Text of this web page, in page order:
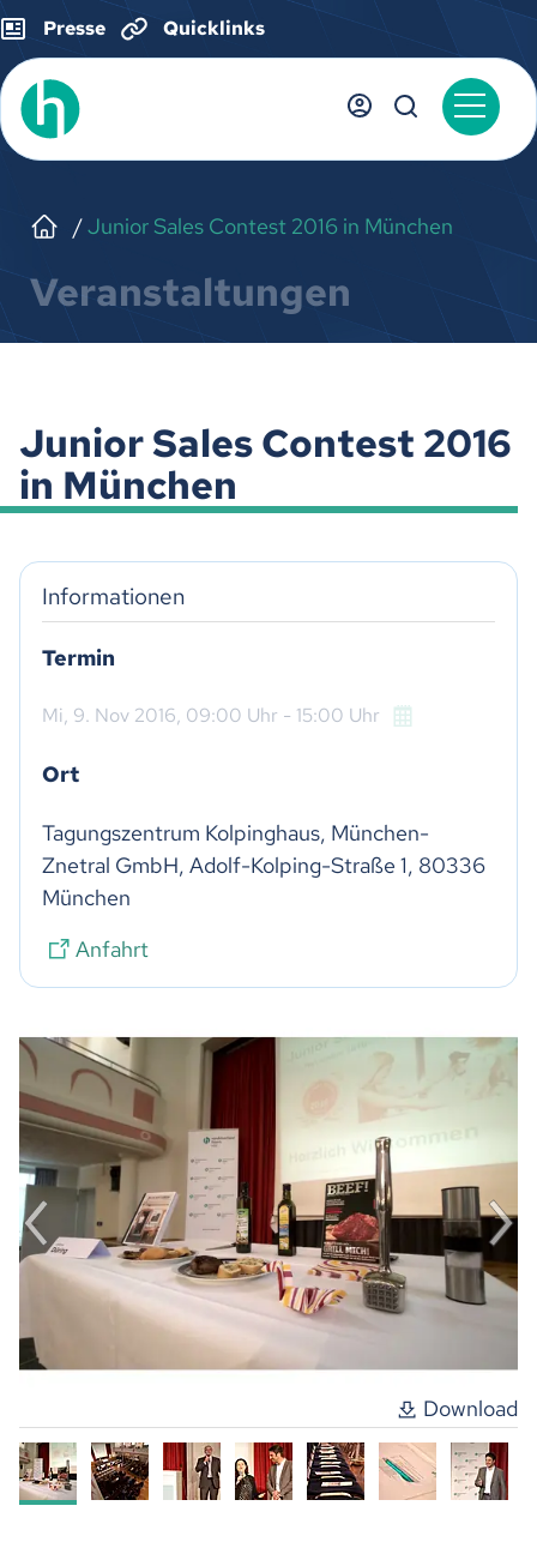
Presse Quicklinks
Junior Sales Contest 2016 in München
Veranstaltungen
Junior Sales Contest 2016
in München
Download
Informationen
Termin
Mi, 9. Nov 2016, 09:00 Uhr - 15:00 Uhr
Ort
Tagungszentrum Kolpinghaus, München-
Znetral GmbH, Adolf-Kolping-Straße 1, 80336
München
Anfahrt